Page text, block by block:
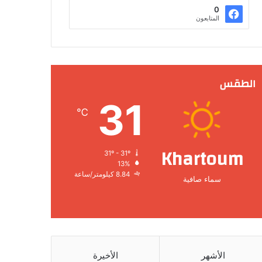
0
المتابعون
الطقس
Khartoum
سماء صافية
31
℃
13%
8.84 كيلومتر/ساعة
الأشهر الأخيرة